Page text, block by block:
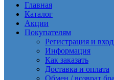
Главная
Каталог
Акции
Покупателям
Регистрация и
Информация
Как заказать
Доставка и оплата
Обмен / возврат